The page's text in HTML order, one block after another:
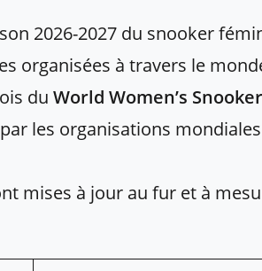
2026-2027 du snooker
organisées à travers le
du World Women’s Snooker
les organisations
mises à jour au fur et à